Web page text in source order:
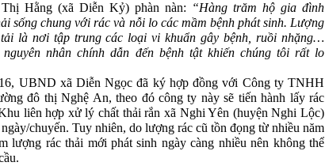
Hằng (xã Diễn Kỷ) phàn nàn: “Hàng trăm hộ gia đình
sống chung với rác và nỗi lo các mầm bệnh phát sinh. Lượng
là nơi tập trung các loại vi khuẩn gây bệnh, ruồi nhặng…
nhânchính dẫn đến bệnh tậtkhiến chúng tôi rất lo
UBND xã Diễn Ngọc đã ký hợp đồng với Công ty TNHH
đô thị Nghệ An, theo đó công ty này sẽ tiến hành lấy rác
liên hợp xử lý chất thải rắn xã Nghi Yên (huyện Nghi Lộc)
chuyến. Tuy nhiên, do lượng rác cũ tồn đọng từ nhiều năm
lượng rác thải mới phát sinh ngày càng nhiều nên không thể